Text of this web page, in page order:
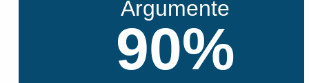
Argumente
90%